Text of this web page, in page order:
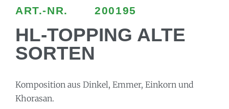
ART.-NR. 200195
HL-TOPPING ALTE
SORTEN
Komposition aus Dinkel, Emmer, Einkorn und
Khorasan.